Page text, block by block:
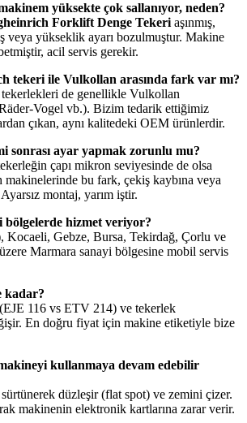
yüksekte çok sallanıyor, neden?
Forklift Denge Tekeri aşınmış,
veya yükseklik ayarı bozulmuştur. Makine
acil servis gerekir.
tekeri ile Vulkollan arasında fark var mı?
de genellikle Vulkollan
Vogel vb.). Bizim tedarik ettiğimiz
çıkan, aynı kalitedeki OEM ürünlerdir.
sonrası ayar yapmak zorunlu mu?
çapı mikron seviyesinde de olsa
makinelerinde bu fark, çekiş kaybına veya
montaj, yarım iştir.
hizmet veriyor?
Kocaeli, Gebze, Bursa, Tekirdağ, Çorlu ve
Marmara sanayi bölgesine mobil servis
kadar?
116 vs ETV 214) ve tekerlek
En doğru fiyat için makine etiketiyle bize
kullanmaya devam edebilir
düzleşir (flat spot) ve zemini çizer.
makinenin elektronik kartlarına zarar verir.